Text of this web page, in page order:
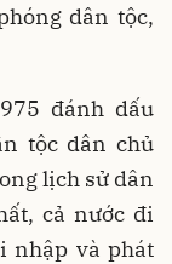
dân tộc,
đánh dấu
tộc dân chủ
lịch sử dân
cả nước đi
nhập và phát